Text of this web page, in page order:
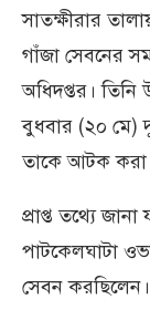
সাতক্ষীরার
গাঁজা সেবনের
অধিদপ্তর। তিনি
বুধবার (২০ মে)
তাকে আটক করা
প্রাপ্ত তথ্যে
পাটকেলঘাটা
সেবন করছিলেন।